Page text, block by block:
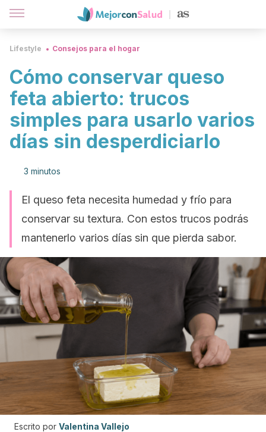
Lifestyle Consejos para el hogar
Cómo conservar queso
feta abierto: trucos
simples para usarlo varios
días sin desperdiciarlo
3 minutos
El queso feta necesita humedad y frío para
conservar su textura. Con estos trucos podrás
mantenerlo varios días sin que pierda sabor.
Escrito por Valentina Vallejo